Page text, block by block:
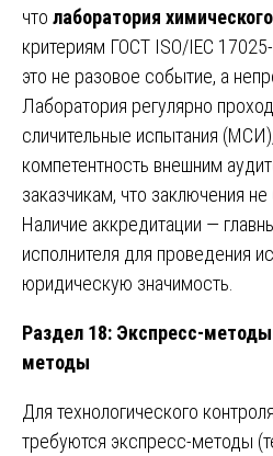
что лаборатория
критериям ГОСТ ISO/IEC
это не разовое событие, а
Лаборатория регулярно
сличительные испытания
компетентность внешним
заказчикам, что заключения
Наличие аккредитации —
исполнителя для проведения
юридическую значимость.
Раздел 18: Экспресс-
методы
Для технологического
требуются экспресс-методы